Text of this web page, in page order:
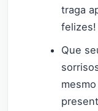
traga
felizes!
Que